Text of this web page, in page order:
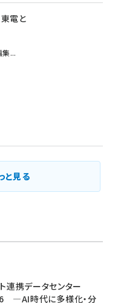
電と
...
と見る
ト連携データセンター
―AI時代に多様化・分